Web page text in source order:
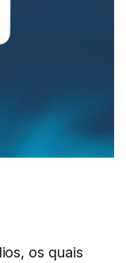
os quais